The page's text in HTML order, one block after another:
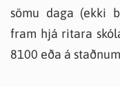
sömu daga (ekki
fram hjá ritara
8100 eða á